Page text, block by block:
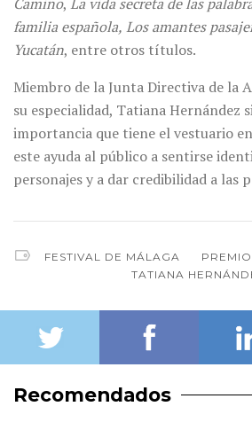
familia española, Los amantes
Yucatán, entre otros títulos.
Miembro de la Junta Directiva de la
su especialidad, Tatiana Hernández
importancia que tiene el vestuario
este ayuda al público a sentirse
personajes y a dar credibilidad a las
FESTIVAL DE MÁLAGA
TATIANA
Recomendados